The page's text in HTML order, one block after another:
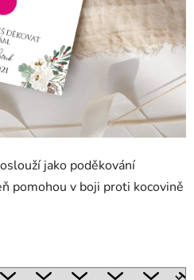
jako poděkování
pomohou v boji proti kocovině